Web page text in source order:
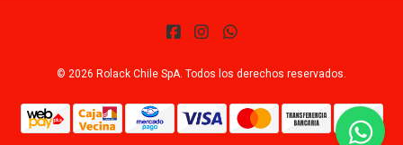
© 2026 Rolack Chile SpA. Todos los derechos reservados.